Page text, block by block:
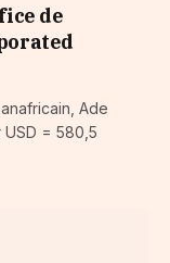
de
Ade
= 580,5